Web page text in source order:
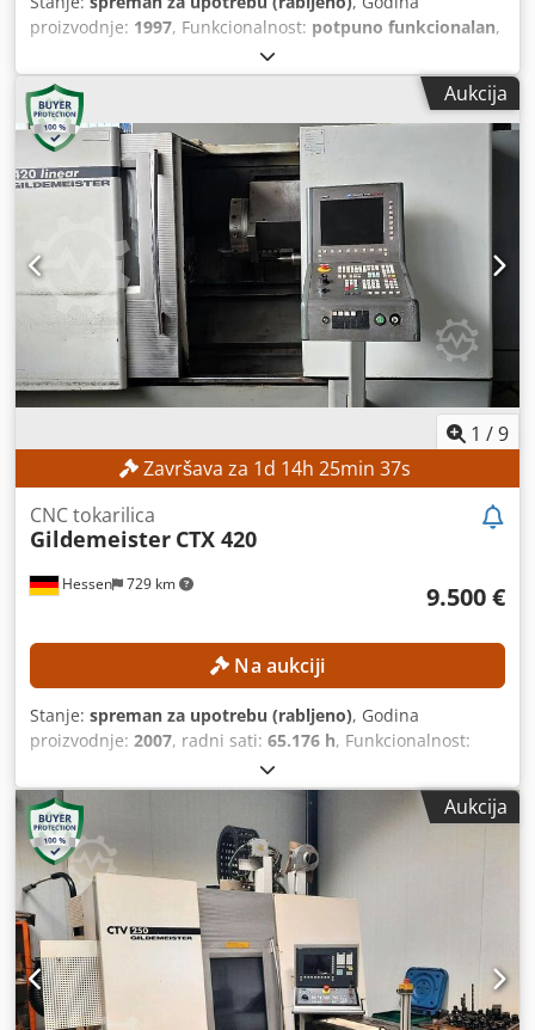
proizvodnje: 1997, Funkcionalnost: potpuno funkcionalan,
, promjer tokarenja iznad ležaja
kolica:570 mm, promjer njihanja iznad poprečnog
prihvatnika:
, maksimalna
brzina vretena:2.500 okr/min, Bez minimalne cijene –
zajamčena prodaja po najvišoj ponudi! TEHNIČKE
KARAKTERISTIKE Raspon brzine vretena: 0 – 2.500 o/min
Promjer ljuljanja: 500 mm Promjer okretanja iznad strojne
površine: 570 mm Promjer okretanja iznad potpornog
stalka: 340 mm Visina međuosnice: 280 mm Dodpfx
Aozpxglof Sowa Udaljenost međuosnica: 1.000 mm
OPREMA Dodatna oprema (pogledajte slike)
Aukcija
1 /9
Završava za 1d 14h 25min 34s
Hessen 729 km
CNC tokarilica
Gildemeister CTX 420
9.500 €
Na aukciji
Stanje: spreman za upotrebu (rabljeno), Godina
proizvodnje: 2007, radni sati: 65.176 h, Funkcionalnost:
, broj stroja/vozila:
duljina tokarenja:600 mm, promjer tokarenja:680 mm,
maksimalna brzina vretena:
, model
upravljača:
Siemens 840 D, snaga:25 kW (33,99 KS)
minimalne cijene – zajamčena prodaja po najvišoj ponudi!
TEHNIČKE KARAKTERISTIKE Duljina obrade: 600 mm
Promjer obrade: 680 mm Maksimalna brzina vretena: 5.000
o/min PODACI O STROJU Dedozpxgfopfx Af Sjwa
Upravljanje: Siemens 840D Snaga vretena: 25 kW Radno
vrijeme vretena: 65.176 sati OPREMA Transportni sustav za
strugotine Samocentrirajuća stezna glava: promjer 250 mm
Aukcija